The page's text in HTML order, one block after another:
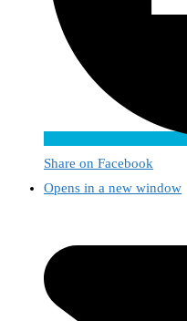
Share on Facebook
Opens in a new window